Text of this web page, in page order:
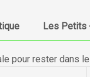
Les Petits
pour rester dans